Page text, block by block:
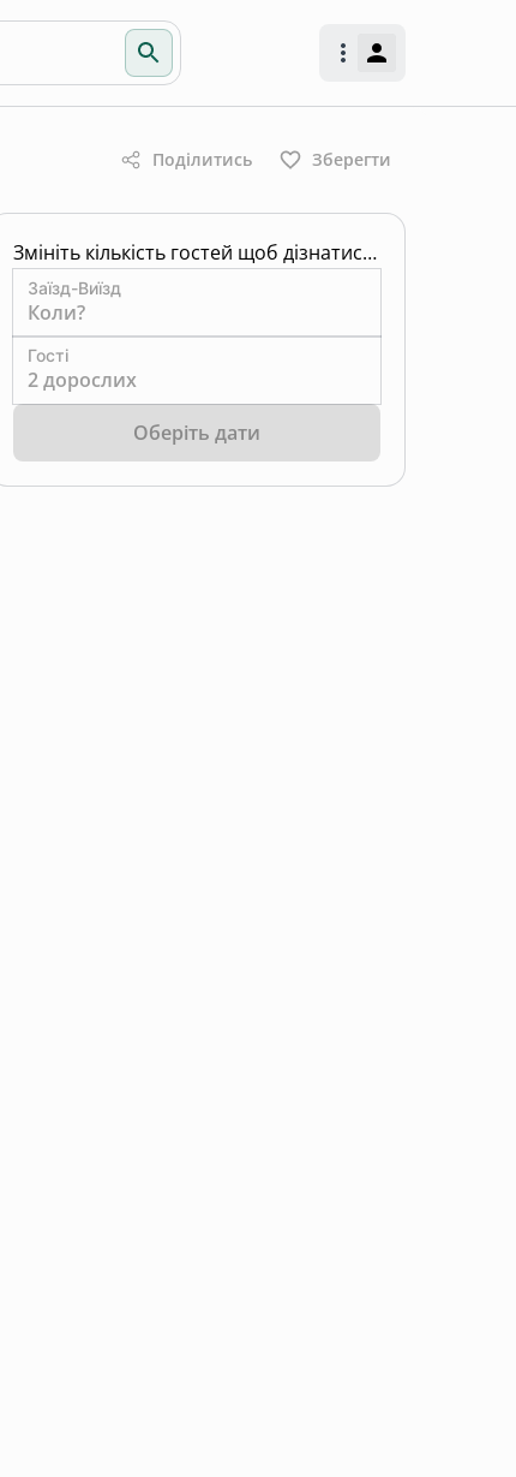
Поділитись Зберегти
Змініть кількість гостей щоб дізнатись ціну
Заїзд-Виїзд
Коли?
Гості
2 дорослих
Оберіть дати